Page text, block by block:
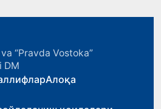
“Pravda Vostoka”
DM
Алоқа